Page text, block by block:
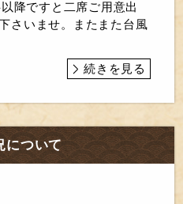
降ですと二席ご用意出
さいませ。またまた台風
続きを見る
について